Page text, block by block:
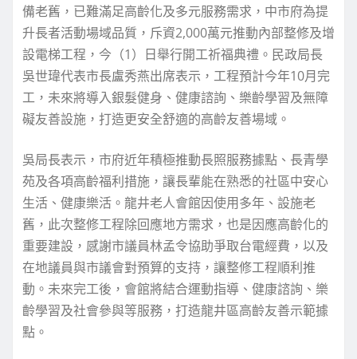
備老舊，已難滿足高齡化及多元服務需求，中市府為提
升長者活動場域品質，斥資2,000萬元推動內部整修及增
設電梯工程，今（1）日舉行開工祈福典禮。民政局長
吳世瑋代表市長盧秀燕出席表示，工程預計今年10月完
工，未來將導入銀髮健身、健康諮詢、樂齡學習及無障
礙友善設施，打造更安全舒適的高齡友善場域。
吳局長表示，市府近年積極推動長照服務據點、長青學
苑及各項高齡福利措施，讓長輩能在熟悉的社區中安心
生活、健康樂活。龍井老人會館因使用多年、設施老
舊，此次整修工程除回應地方需求，也是因應高齡化的
重要建設，感謝市議員林孟令協助爭取台電經費，以及
在地議員與市議會對預算的支持，讓整修工程順利推
動。未來完工後，會館將結合運動指導、健康諮詢、樂
齡學習及社會參與等服務，打造龍井區高齡友善示範據
點。